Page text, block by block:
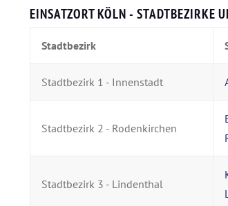
EINSATZORT KÖLN - STADTBEZIRKE
Stadtbezirk
Stadtbezirk 1 - Innenstadt
Stadtbezirk 2 - Rodenkirchen
Stadtbezirk 3 - Lindenthal